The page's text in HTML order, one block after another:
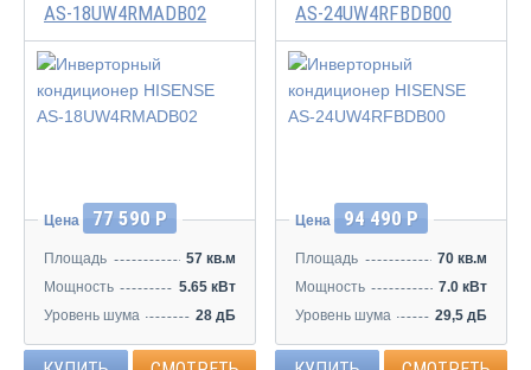
AS-18UW4RMADB02
Инвертор
Цена 77 590 Р
Площадь
57 кв.м
Мощность
5.65 кВт
Уровень шума
28 дБ
AS-24UW4RFBDB00
Инвертор
Цена 94 490 Р
Площадь
70 кв.м
Мощность
7.0 кВт
Уровень шума
29,5 дБ